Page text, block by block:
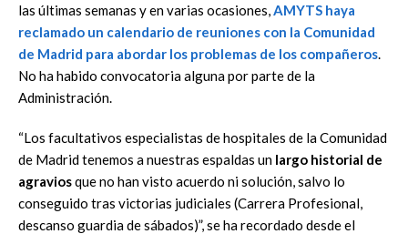
las últimas semanas y en varias ocasiones,AMYTS haya
reclamado un calendario de reuniones con la Comunidad
de Madrid para abordar los problemas de los compañeros.
No ha habido convocatoria alguna por parte de la
Administración.
“Los facultativos especialistas de hospitales de la Comunidad
de Madrid tenemos a nuestras espaldas un largo historial de
agraviosque no han visto acuerdo ni solución, salvo lo
conseguido tras victorias judiciales (Carrera Profesional,
descanso guardia de sábados)”, se ha recordado desde el